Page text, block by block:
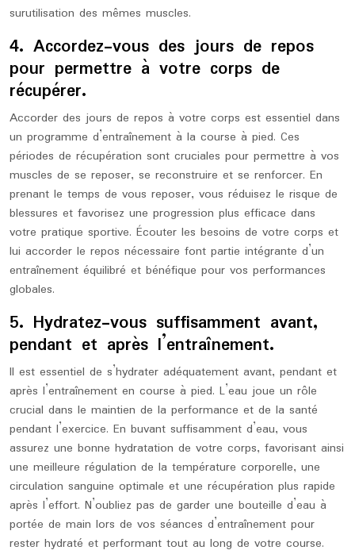
surutilisation des mêmes muscles.
4. Accordez-vous des jours de repos
pour permettre à votre corps de
récupérer.
Accorder des jours de repos à votre corps est essentiel dans
un programme d’entraînement à la course à pied. Ces
périodes de récupération sont cruciales pour permettre à vos
muscles de se reposer, se reconstruire et se renforcer. En
prenant le temps de vous reposer, vous réduisez le risque de
blessures et favorisez une progression plus efficace dans
votre pratique sportive. Écouter les besoins de votre corps et
lui accorder le repos nécessaire font partie intégrante d’un
entraînement équilibré et bénéfique pour vos performances
globales.
5. Hydratez-vous suffisamment avant,
pendant et après l’entraînement.
Il est essentiel de s’hydrater adéquatement avant, pendant et
après l’entraînement en course à pied. L’eau joue un rôle
crucial dans le maintien de la performance et de la santé
pendant l’exercice. En buvant suffisamment d’eau, vous
assurez une bonne hydratation de votre corps, favorisant ainsi
une meilleure régulation de la température corporelle, une
circulation sanguine optimale et une récupération plus rapide
après l’effort. N’oubliez pas de garder une bouteille d’eau à
portée de main lors de vos séances d’entraînement pour
rester hydraté et performant tout au long de votre course.